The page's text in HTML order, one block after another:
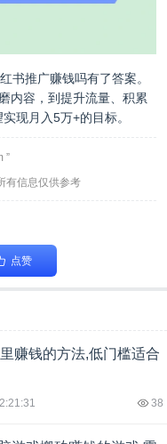
书推广赚钱吗有了答案。
内容，到提升流量、积累
现月入5万+的目标。
”
有信息仅供参考
点赞
赚钱的方法,低门槛适合
38